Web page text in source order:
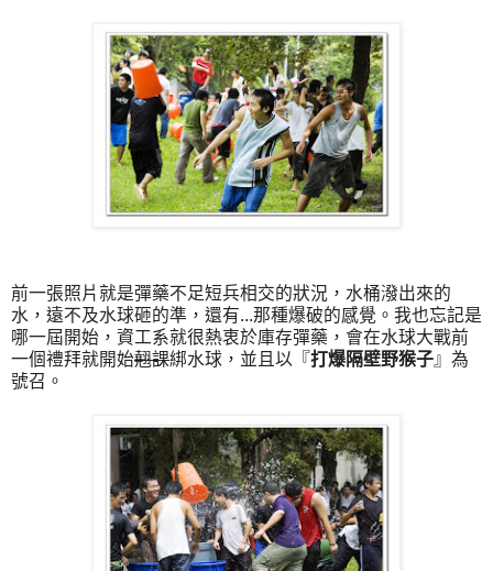
前一張照片就是彈藥不足短兵相交的狀況，水桶潑出來的
水，遠不及水球砸的準，還有...那種爆破的感覺。我也忘記是
哪一屆開始，資工系就很熱衷於庫存彈藥，會在水球大戰前
一個禮拜就開始翹課綁水球，並且以『打爆隔壁野猴子』為
號召。